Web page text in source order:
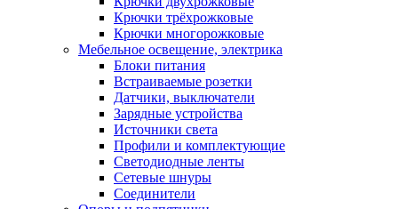
Крючки трёхрожковые
Крючки многорожковые
Мебельное освещение, электрика
Блоки питания
Встраиваемые розетки
Датчики, выключатели
Зарядные устройства
Источники света
Профили и комплектующие
Светодиодные ленты
Сетевые шнуры
Соединители